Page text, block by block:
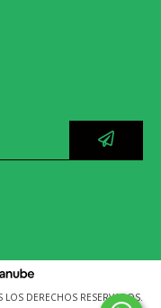
LOS DERECHOS RESERVADOS.